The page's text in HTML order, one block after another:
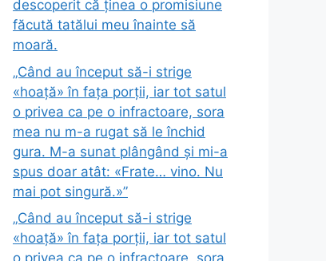
descoperit că ținea o promisiune
făcută tatălui meu înainte să
moară.
„Când au început să-i strige
«hoață» în fața porții, iar tot satul
o privea ca pe o infractoare, sora
mea nu m-a rugat să le închid
gura. M-a sunat plângând și mi-a
spus doar atât: «Frate… vino. Nu
mai pot singură.»”
„Când au început să-i strige
«hoață» în fața porții, iar tot satul
o privea ca pe o infractoare, sora